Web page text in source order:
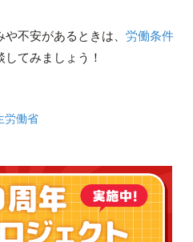
不安があるときは、 労働条件
してみましょう！
労働省